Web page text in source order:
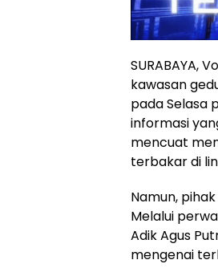
SURABAYA,
kawasan
pada Selasa
informasi
mencuat
terbakar di
Namun,
Melalui
Adik Agus
mengenai